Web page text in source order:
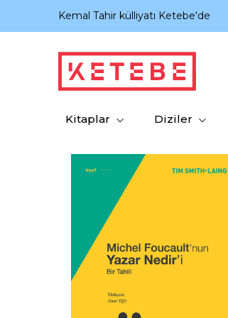
Kemal Tahir külliyatı Ketebe'de
Kitaplar Diziler